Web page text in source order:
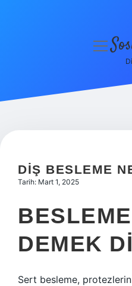
Hakkımızda
menüyü
DIŞ BESLEME
Tarih: Mart 1, 2025
DEMEK
Sert besleme,